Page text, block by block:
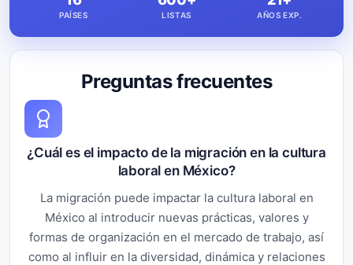
Preguntas frecuentes
¿Cuál es el impacto de la migración en la cultura
laboral en México?
La migración puede impactar la cultura laboral en
México al introducir nuevas prácticas, valores y
formas de organización en el mercado de trabajo, así
como al influir en la diversidad, dinámica y relaciones
PAÍSES LISTAS AÑOS EXP.